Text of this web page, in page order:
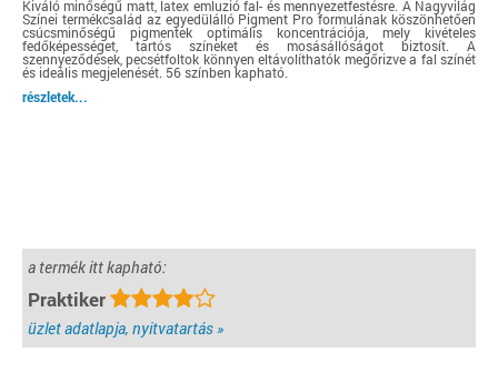
Kiváló minőségű matt, latex emluzió fal- és mennyezetfestésre. A Nagyvilág
Színei termékcsalád az egyedülálló Pigment Pro formulának köszönhetően
csúcsminőségű pigmentek optimális koncentrációja, mely kivételes
fedőképességet, tartós színeket és mosásállóságot biztosít. A
szennyeződések, pecsétfoltok könnyen eltávolíthatók megőrizve a fal színét
és ideális megjelenését. 56 színben kapható.
részletek...
a termék itt kapható:
Praktiker
üzlet adatlapja, nyitvatartás »